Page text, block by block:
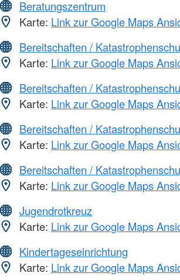
Beratungszentrum
Karte: Link zur Google Maps
Bereitschaften /
Karte: Link zur Google Maps
Bereitschaften /
Karte: Link zur Google Maps
Bereitschaften /
Karte: Link zur Google Maps
Bereitschaften /
Karte: Link zur Google Maps
Jugendrotkreuz
Karte: Link zur Google Maps
Kindertageseinrichtung
Karte: Link zur Google Maps